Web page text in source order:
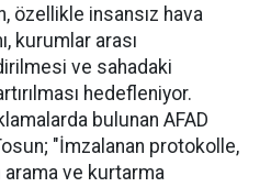
özellikle insansız hava
kurumlar arası
ve sahadaki
hedefleniyor.
bulunan AFAD
"İmzalanan protokolle,
arama ve kurtarma